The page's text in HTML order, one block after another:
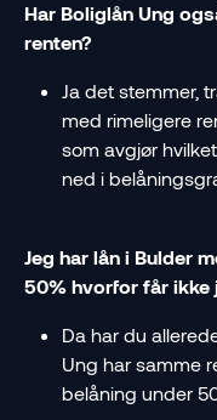
Har Boliglån Ung
renten?
Ja det stemmer,
med rimeligere
som avgjør
ned i
Jeg har lån i Bulder
50% hvorfor får ikke
Da har du
Ung har samme
belåning under